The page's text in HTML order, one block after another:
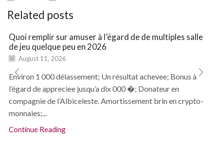
Related posts
Quoi remplir sur amuser à l’égard de de multiples salle
de jeu quelque peu en 2026
August 11, 2026
Environ 1 000 délassement; Un résultat achevee; Bonus à
l’égard de appreciee jusqu’a dix 000 �; Donateur en
compagnie de l’Albiceleste. Amortissement brin en crypto-
monnaies;...
Continue Reading